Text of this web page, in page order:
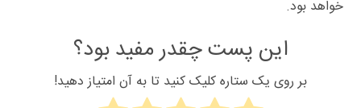
خواهد بود.
این پست چقدر مفید بود؟
بر روی یک ستاره کلیک کنید تا به آن امتیاز دهید!